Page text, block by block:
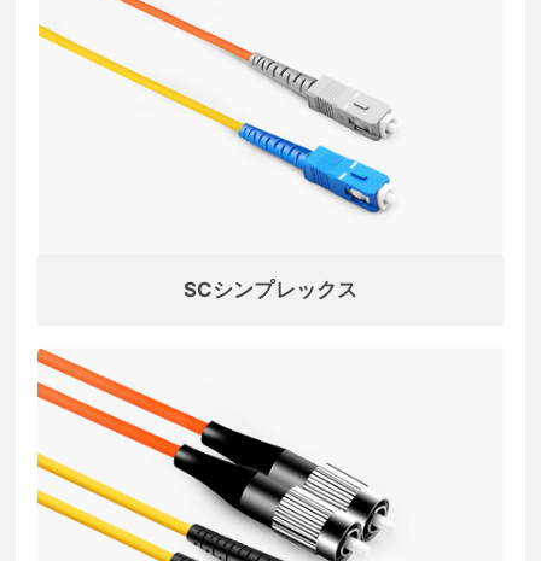
SCシンプレックス